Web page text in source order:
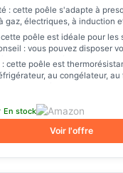
: cette poêle s'adapte à
gaz, électriques, à induction
être placée directement au
poêle est idéale pour les
: vous pouvez disposer
frire. Vos invités seront ravis.
: cette poêle est
au congélateur, au
En stock
Voir l'offre